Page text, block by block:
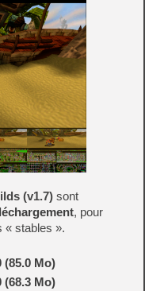
(v1.7) sont
, pour
« stables ».
(85.0 Mo)
(68.3 Mo)